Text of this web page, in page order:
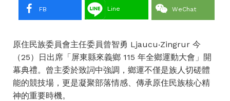
FB Line WeChat
原住民族委員會主任委員曾智勇 Ljaucu‧Zingrur 今
（25）日出席「屏東縣來義鄉 115 年全鄉運動大會」開
幕典禮。曾主委於致詞中強調，鄉運不僅是族人切磋體
能的競技場，更是凝聚部落情感、傳承原住民族核心精
神的重要時機。